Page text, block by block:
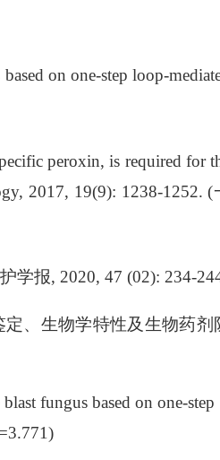
on one-step loop-
peroxin, is required for
2017, 19(9): 1238-1252. (
学报, 2020, 47 (02): 234-
定、生物学特性及生物药剂
fungus based on one-step
=3.771)